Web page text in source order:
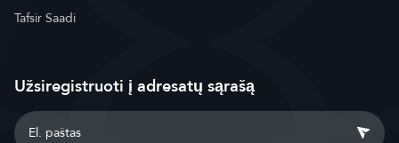
Tafsir Saadi
Užsiregistruoti į adresatų sąrašą